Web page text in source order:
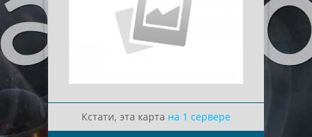
Кстати, эта карта на 1 сервере